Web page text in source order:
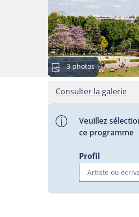
Cette
galerie
3 photos
Consulter la galerie
Veuillez
ce programme
Profil